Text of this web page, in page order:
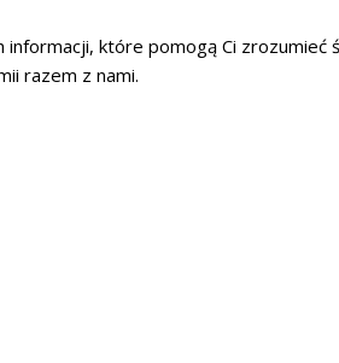
informacji, które pomogą Ci
razem z nami.